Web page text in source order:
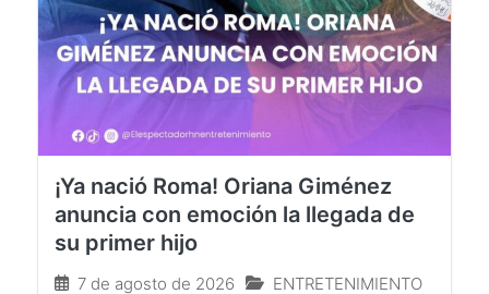
¡Ya nació Roma! Oriana Giménez
anuncia con emoción la llegada de